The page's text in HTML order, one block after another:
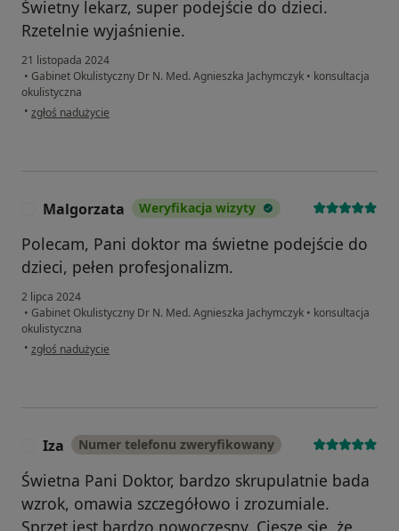
Świetny lekarz, super podejście do dzieci.
Rzetelnie wyjaśnienie.
21 listopada 2024
• Gabinet Okulistyczny Dr N. Med. Agnieszka Jachymczyk • konsultacja
okulistyczna
• w opinii użytkownika Beata
zgłoś nadużycie
Malgorzata Weryfikacja wizyty
Polecam, Pani doktor ma świetne podejście do
dzieci, pełen profesjonalizm.
2 lipca 2024
• Gabinet Okulistyczny Dr N. Med. Agnieszka Jachymczyk • konsultacja
okulistyczna
• w opinii użytkownika Malgorzata
zgłoś nadużycie
Iza Numer telefonu zweryfikowany
Świetna Pani Doktor, bardzo skrupulatnie bada
wzrok, omawia szczegółowo i zrozumiale.
Sprzęt jest bardzo nowoczesny. Ciesze się, że